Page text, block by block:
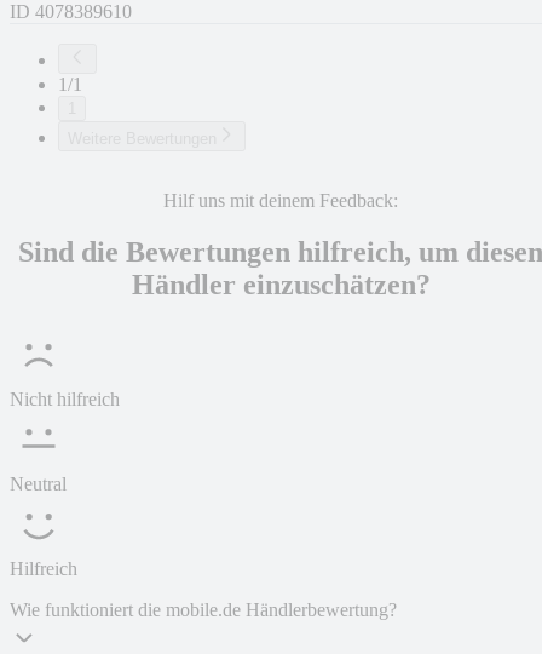
ID 4078389610
1/1
Hilf uns mit deinem Feedback:
Sind die Bewertungen hilfreich, um diesen
Händler einzuschätzen?
Nicht hilfreich
Neutral
Hilfreich
Wie funktioniert die mobile.de Händlerbewertung?